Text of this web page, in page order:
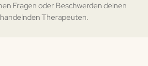
Fragen oder Beschwerden deinen
Therapeuten.